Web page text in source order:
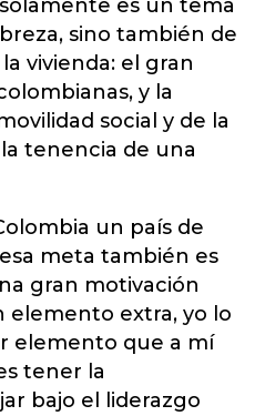
es un tema
sino también de
vivienda: el gran
y la
social y de la
tenencia de una
un país de
meta también es
gran motivación
elemento extra, yo lo
elemento que a mí
tener la
bajo el liderazgo